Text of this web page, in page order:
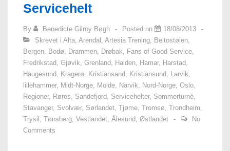
Aaserud
Pedersen
Servicehelt
By Benedicte Gilroy Bøgh Posted on
18/08/2013
Skrevet i Alta, Arendal , Artesia Trening, Beitostølen,
Bergen, Bodø, Drammen, Drøbak, Fans of Good Service,
Fredrikstad, Gjøvik, Grenland, Halden, Hamar, Harstad,
Haugesund, Kragerø, Kristiansand, Kristiansund, Larvik,
lillehammer, Midt-Norge, Molde, Narvik, Nord-Norge, Oslo,
Regioner, Røros, Sandefjord, Servicehelter, Sommerturné,
Stavanger, Svolvær, Sørlandet, Tjøme, Tromsø, Trondheim,
Trysil , Tønsberg, Vestlandet, Ålesund, Østlandet
No
Comments